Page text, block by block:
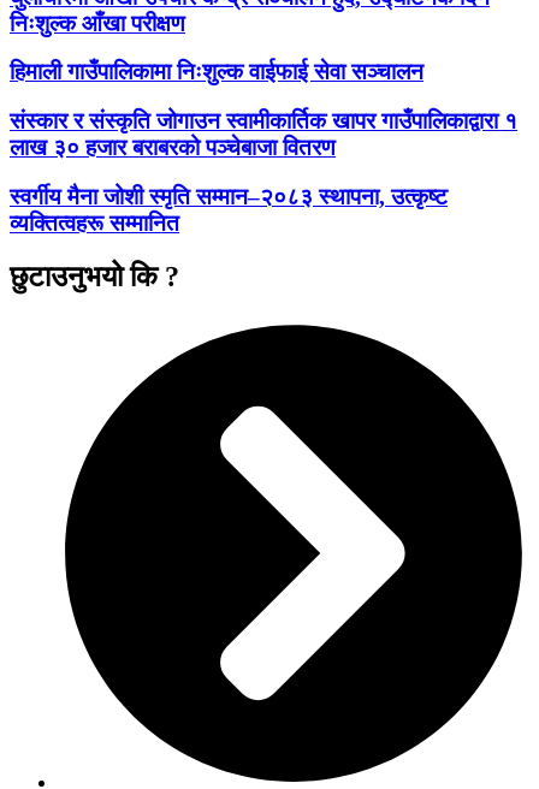
निःशुल्क आँखा परीक्षण
हिमाली गाउँपालिकामा निःशुल्क वाईफाई सेवा सञ्चालन
संस्कार र संस्कृति जोगाउन स्वामीकार्तिक खापर गाउँपालिकाद्वारा १
लाख ३० हजार बराबरको पञ्चेबाजा वितरण
स्वर्गीय मैना जोशी स्मृति सम्मान–२०८३ स्थापना, उत्कृष्ट
व्यक्तित्वहरू सम्मानित
छुटाउनुभयो कि ?